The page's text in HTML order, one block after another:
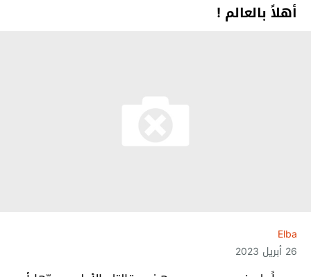
أهلاً بالعالم !
Elba
26 أبريل 2023